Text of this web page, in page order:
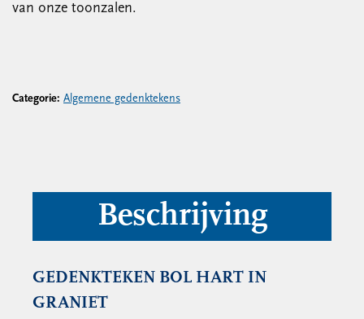
van onze toonzalen.
Categorie: Algemene gedenktekens
Beschrijving
GEDENKTEKEN BOL HART IN
GRANIET